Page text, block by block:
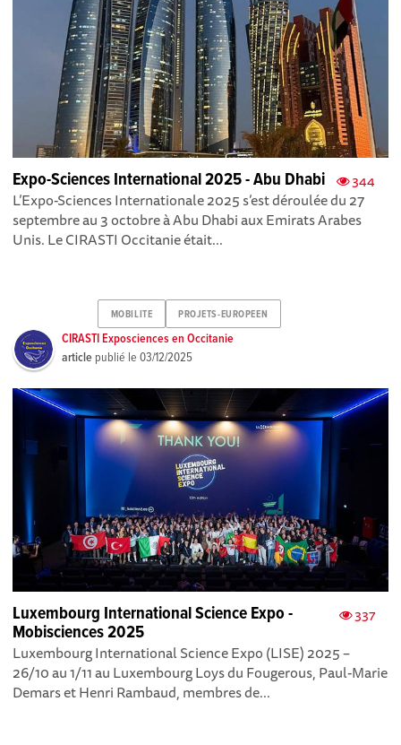
344
Expo-Sciences International 2025 - Abu Dhabi
L’Expo-Sciences Internationale 2025 s’est déroulée du 27
septembre au 3 octobre à Abu Dhabi aux Emirats Arabes
Unis. Le CIRASTI Occitanie était...
MOBILITE PROJETS-EUROPEEN
CIRASTI Exposciences en Occitanie
article publié le03/12/2025
337
Luxembourg International Science Expo -
Mobisciences 2025
Luxembourg International Science Expo (LISE) 2025 –
26/10 au 1/11 au Luxembourg Loys du Fougerous, Paul-Marie
Demars et Henri Rambaud, membres de...